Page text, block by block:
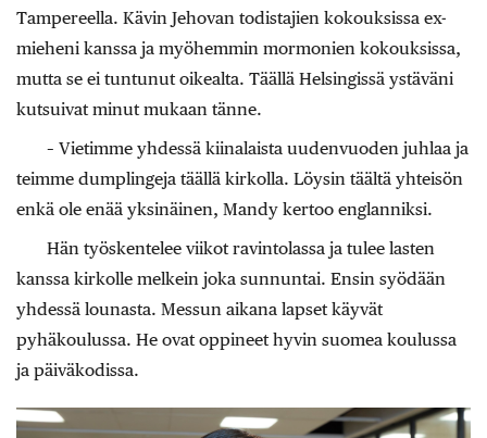
Tampereella. Kävin Jehovan todistajien kokouksissa ex-
mieheni kanssa ja myöhemmin mormonien kokouksissa,
mutta se ei tuntunut oikealta. Täällä Helsingissä ystäväni
kutsuivat minut mukaan tänne.
– Vietimme yhdessä kiinalaista uudenvuoden juhlaa ja
teimme dumplingeja täällä kirkolla. Löysin täältä yhteisön
enkä ole enää yksinäinen, Mandy kertoo englanniksi.
Hän työskentelee viikot ravintolassa ja tulee lasten
kanssa kirkolle melkein joka sunnuntai. Ensin syödään
yhdessä lounasta. Messun aikana lapset käyvät
pyhäkoulussa. He ovat oppineet hyvin suomea koulussa
ja päiväkodissa.